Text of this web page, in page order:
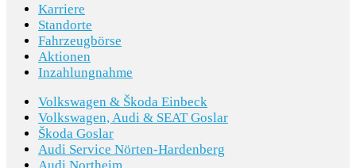
Karriere
Standorte
Fahrzeugbörse
Aktionen
Inzahlungnahme
Volkswagen & Škoda Einbeck
Volkswagen, Audi & SEAT Goslar
Škoda Goslar
Audi Service Nörten-Hardenberg